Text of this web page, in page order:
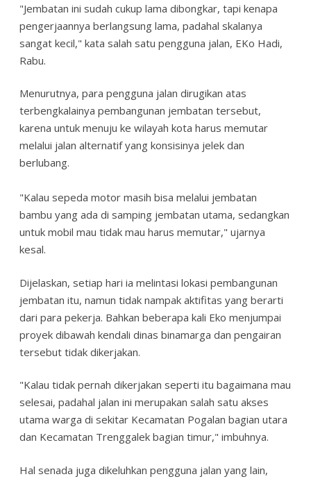
"Jembatan ini sudah cukup lama dibongkar, tapi kenapa
pengerjaannya berlangsung lama, padahal skalanya
sangat kecil," kata salah satu pengguna jalan, EKo Hadi,
Rabu.
Menurutnya, para pengguna jalan dirugikan atas
terbengkalainya pembangunan jembatan tersebut,
karena untuk menuju ke wilayah kota harus memutar
melalui jalan alternatif yang konsisinya jelek dan
berlubang.
"Kalau sepeda motor masih bisa melalui jembatan
bambu yang ada di samping jembatan utama, sedangkan
untuk mobil mau tidak mau harus memutar," ujarnya
kesal.
Dijelaskan, setiap hari ia melintasi lokasi pembangunan
jembatan itu, namun tidak nampak aktifitas yang berarti
dari para pekerja. Bahkan beberapa kali Eko menjumpai
proyek dibawah kendali dinas binamarga dan pengairan
tersebut tidak dikerjakan.
"Kalau tidak pernah dikerjakan seperti itu bagaimana mau
selesai, padahal jalan ini merupakan salah satu akses
utama warga di sekitar Kecamatan Pogalan bagian utara
dan Kecamatan Trenggalek bagian timur," imbuhnya.
Hal senada juga dikeluhkan pengguna jalan yang lain,